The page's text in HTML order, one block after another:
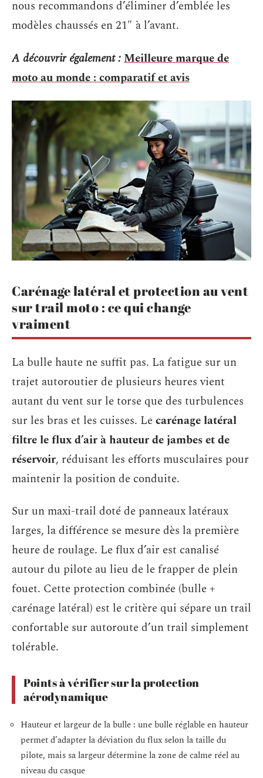
nous recommandons d’éliminer d’emblée les
modèles chaussés en 21″ à l’avant.
A découvrir également :Meilleure marque de
moto au monde : comparatif et avis
Carénage latéral et protection au vent
sur trail moto : ce qui change
vraiment
La bulle haute ne suffit pas. La fatigue sur un
trajet autoroutier de plusieurs heures vient
autant du vent sur le torse que des turbulences
sur les bras et les cuisses. Lecarénage latéral
filtre le flux d’air à hauteur de jambes et de
réservoir, réduisant les efforts musculaires pour
maintenir la position de conduite.
Sur un maxi-trail doté de panneaux latéraux
larges, la différence se mesure dès la première
heure de roulage. Le flux d’air est canalisé
autour du pilote au lieu de le frapper de plein
fouet. Cette protection combinée (bulle +
carénage latéral) est le critère qui sépare un trail
confortable sur autoroute d’un trail simplement
tolérable.
Points à vérifier sur la protection
aérodynamique
Hauteur et largeur de la bulle : une bulle réglable en hauteur
permet d’adapter la déviation du flux selon la taille du
pilote, mais sa largeur détermine la zone de calme réel au
niveau du casque